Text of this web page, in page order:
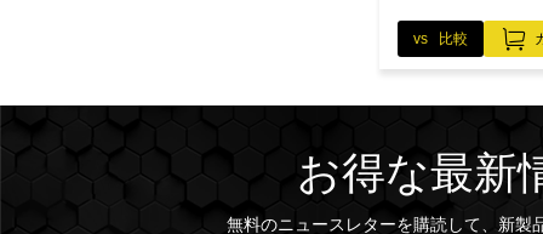
vs 比較
お得な最新
無料のニュースレターを購読して、新製